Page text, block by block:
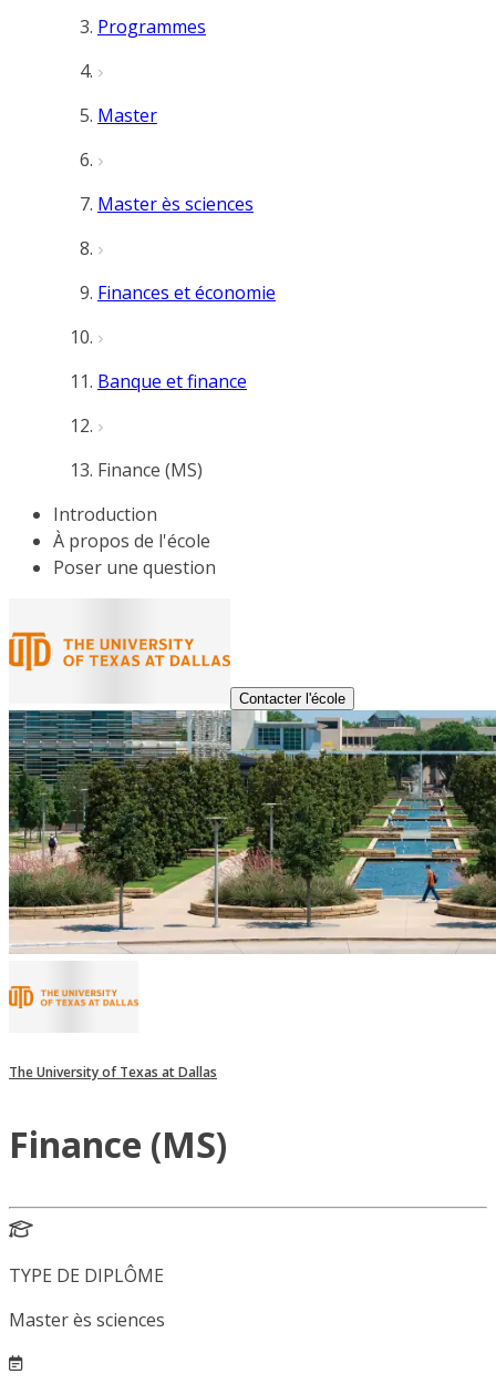
Programmes
Master
Master ès sciences
Finances et économie
Banque et finance
Finance (MS)
Introduction
À propos de l'école
Poser une question
Contacter l'école
The University of Texas at Dallas
Finance (MS)
TYPE DE DIPLÔME
Master ès sciences